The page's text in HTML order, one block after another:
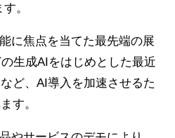
。
に焦点を当てた最先端の展
生成AIをはじめとした最近
ど、AI導入を加速させるた
す。